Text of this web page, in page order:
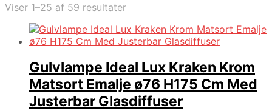
Viser 1–25 af 59 resultater
Gulvlampe Ideal Lux Kraken Krom
Matsort Emalje ø76 H175 Cm Med
Justerbar Glasdiffuser